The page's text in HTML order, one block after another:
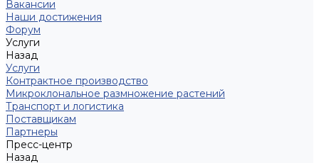
Вакансии
Наши достижения
Форум
Услуги
Назад
Услуги
Контрактное производство
Микроклональное размножение растений
Транспорт и логистика
Поставщикам
Партнеры
Пресс-центр
Назад